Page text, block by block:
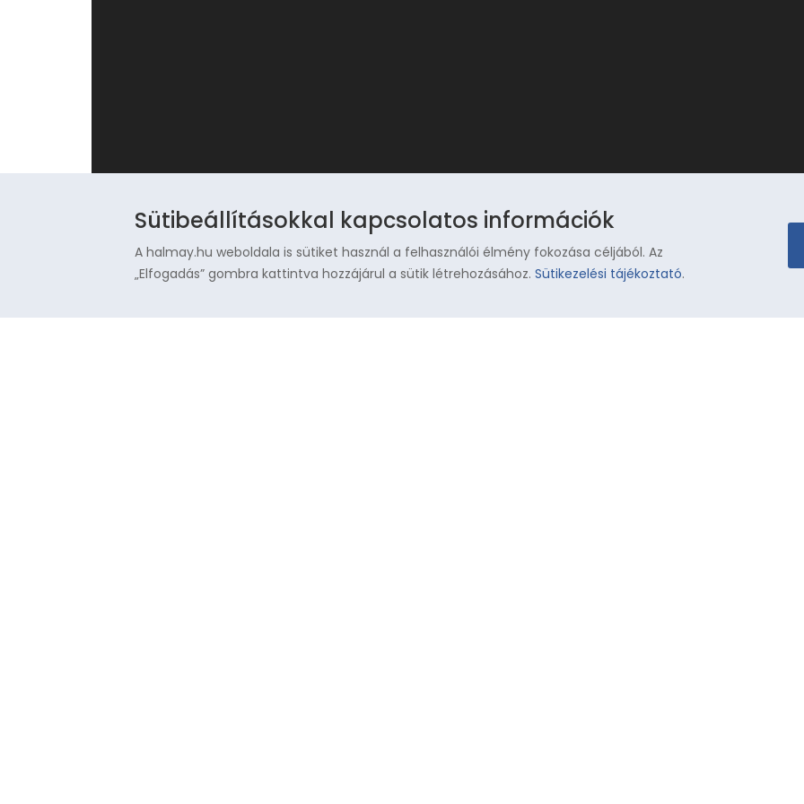
Sütibeállításokkal kapcsolatos információk
A halmay.hu weboldala is sütiket használ a felhasználói élmény fokozása céljából. Az
„Elfogadás” gombra kattintva hozzájárul a sütik létrehozásához.Sütikezelési tájékoztató.